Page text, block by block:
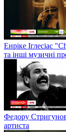
Енріке Іглесіас
та інші музичні
Федору
артиста